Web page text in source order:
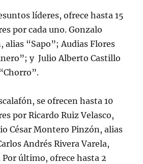
líderes, ofrece hasta 15
por cada uno. Gonzalo
alias “Sapo”; Audias Flores
y Julio Alberto Castillo
se ofrecen hasta 10
por Ricardo Ruiz Velasco,
César Montero Pinzón, alias
Andrés Rivera Varela,
Por último, ofrece hasta 2